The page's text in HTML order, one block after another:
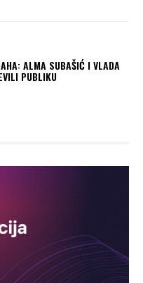
ALMA SUBAŠIĆ I VLADA
PUBLIKU